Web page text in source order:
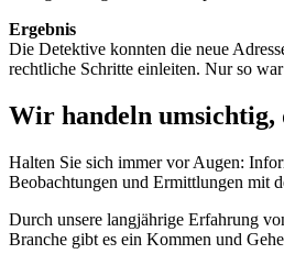
Ergebnis
Die Detektive konnten die neue
rechtliche Schritte einleiten. Nur so
Wir handeln umsichtig,
Halten Sie sich immer vor Augen:
Beobachtungen und Ermittlungen mit
Durch unsere langjährige Erfahrung
Branche gibt es ein Kommen und